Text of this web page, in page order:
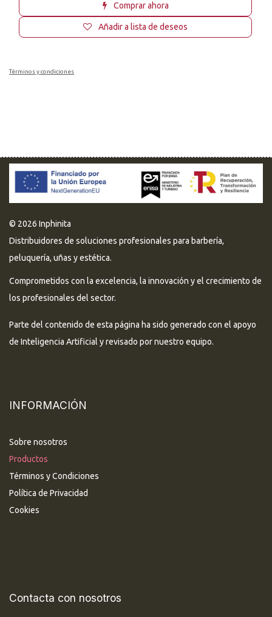
Comprar ahora
Añadir a lista de deseos
Términos y condiciones
© 2026 Inphinita
Distribuidores de soluciones profesionales para barbería,
peluquería, uñas y estética.
Comprometidos con la excelencia, la innovación y el crecimiento de
los profesionales del sector.
Parte del contenido de esta página ha sido generado con el apoyo
de Inteligencia Artificial y revisado por nuestro equipo.
INFORMACIÓN
Sobre nosotros
Productos
Términos y Condiciones
Política de Privacidad
Cookies
Contacta con nosotros